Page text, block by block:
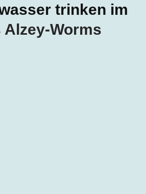
trinken im
Alzey-Worms